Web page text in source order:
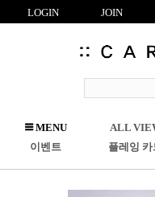
LOGIN JOIN
CMENU ALL
이벤트
플레잉 카